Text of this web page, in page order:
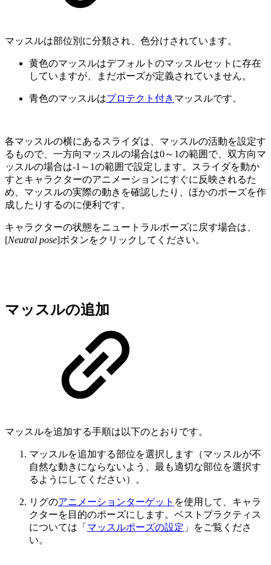
マッスルは部位別に分類され、色分けされています。
黄色のマッスルはデフォルトのマッスルセットに存在
していますが、まだポーズが定義されていません。
青色のマッスルはプロテクト付き マッスルです。
各マッスルの横にあるスライダは、マッスルの活動を設定す
るもので、一方向マッスルの場合は0～1の範囲で、双方向マ
ッスルの場合は-1～1の範囲で設定します。スライダを動か
すとキャラクターのアニメーションにすぐに反映されるた
め、マッスルの実際の動きを確認したり、ほかのポーズを作
成したりするのに便利です。
キャラクターの状態をニュートラルポーズに戻す場合は、
[Neutral pose]ボタンをクリックしてください。
マッスルの追加
マッスルを追加する手順は以下のとおりです。
マッスルを追加する部位を選択します（マッスルが不
自然な動きにならないよう、最も適切な部位を選択す
るようにしてください）。
リグのアニメーションターゲット を使用して、キャラ
クターを目的のポーズにします。ベストプラクティス
については「 マッスルポーズの設定 」をご覧くださ
い。